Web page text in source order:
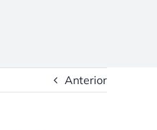
Anterior